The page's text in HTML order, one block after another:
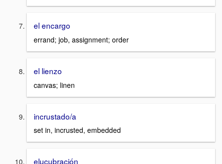
el encargo
errand; job, assignment; order
el lienzo
canvas; linen
incrustado/a
set in, incrusted, embedded
elucubración